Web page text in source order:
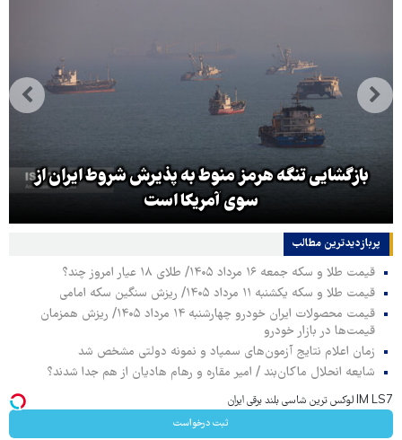
بازگشایی تنگه هرمز منوط به پذیرش شروط ایران از
سوی آمریکا است
پربازدیدترین‌ مطالب
قیمت طلا و سکه جمعه ۱۶ مرداد ۱۴۰۵/ طلای ۱۸ عیار امروز چند؟
قیمت طلا و سکه یکشنبه ۱۱ مرداد ۱۴۰۵/ ریزش سنگین سکه امامی
قیمت محصولات ایران خودرو چهارشنبه ۱۴ مرداد ۱۴۰۵/ ریزش همزمان
قیمت‌ها در بازار خودرو
زمان اعلام نتایج آزمون‌های سمپاد و نمونه دولتی مشخص شد
شایعه انحلال ماکان‌بند / امیر مقاره و رهام هادیان از هم جدا شدند؟
IM LS7 لوکس ترین شاسی بلند برقی ایران
ثبت درخواست